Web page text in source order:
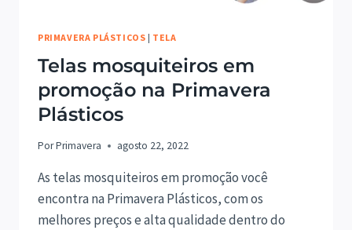
PRIMAVERA PLÁSTICOS | TELA
Telas mosquiteiros em
promoção na Primavera
Plásticos
PorPrimavera agosto 22, 2022
As telas mosquiteiros em promoção você
encontra na Primavera Plásticos, com os
melhores preços e alta qualidade dentro do